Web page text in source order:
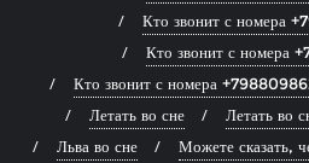
Кто звонит с номера
Кто звонит с номера
Кто звонит с номера
Летать во сне
Летать во
Льва во сне
Можете сказать,